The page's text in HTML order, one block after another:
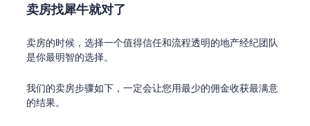
卖房找犀牛就对了
卖房的时候，选择一个值得信任和流程透明的地产经纪团队
是你最明智的选择。
我们的卖房步骤如下，一定会让您用最少的佣金收获最满意
的结果。